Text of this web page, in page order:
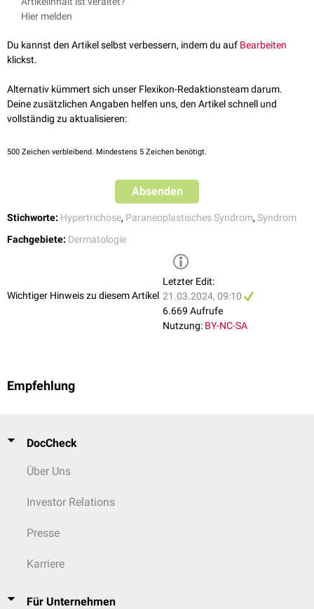
gestörteGeschmacks
Gewichtsverlust
vergrößerte
Acanthosis nigricans
überleben die Patienten nach dem Auftreten der Hypertrichose nur
wenige Monate.
Hauterkrankungen. Internist 60, 775–782 (2019).
Hier melden
Du kannst den Artikel selbst verbessern, indem du auf Bearbeiten
klickst.
Alternativ kümmert sich unser Flexikon-Redaktionsteam darum.
Deine zusätzlichen Angaben helfen uns, den Artikel schnell und
vollständig zu aktualisieren:
500 Zeichen verbleibend. Mindestens 5 Zeichen benötigt.
Absenden
Stichworte: Hypertrichose, Paraneoplastisches Syndrom, Syndrom
Fachgebiete: Dermatologie
Wichtiger Hinweis zu diesem Artikel
Letzter Edit:
21.03.2024, 09:10
6.669 Aufrufe
Nutzung: BY-NC-SA
Empfehlung
DocCheck
Über Uns
Investor Relations
Presse
Karriere
Für Unternehmen